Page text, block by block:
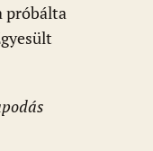
próbálta